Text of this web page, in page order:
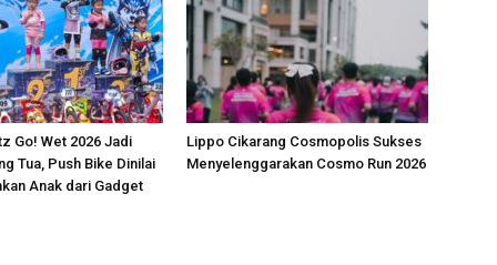
Go! Wet 2026 Jadi
Tua, Push Bike Dinilai
Anak dari Gadget
Lippo Cikarang Cosmopolis Sukses
Menyelenggarakan Cosmo Run 2026